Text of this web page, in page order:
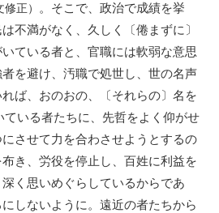
正）
。そこで、政治で成績を挙
不満がなく、久しく〔倦まずに〕
ている者と、官職には軟弱な意思
を避け、汚職で処世し、世の名声
ば、おのおの、〔それらの〕名を
ている者たちに、先哲をよく仰がせ
させて力を合わさせようとするの
き、労役を停止し、百姓に利益を
く思いめぐらしているからであ
しないように。遠近の者たちから